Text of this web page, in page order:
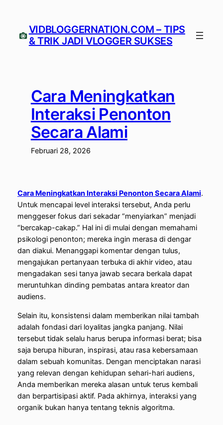
kontenVIDBLOGGERNATION.COM – TIPS
& TRIK JADI VLOGGER SUKSES
Cara Meningkatkan
Interaksi Penonton
Secara Alami
Februari 28, 2026
Cara Meningkatkan Interaksi Penonton Secara Alami.
Untuk mencapai level interaksi tersebut, Anda perlu
menggeser fokus dari sekadar “menyiarkan” menjadi
“bercakap-cakap.” Hal ini di mulai dengan memahami
psikologi penonton; mereka ingin merasa di dengar
dan diakui. Menanggapi komentar dengan tulus,
mengajukan pertanyaan terbuka di akhir video, atau
mengadakan sesi tanya jawab secara berkala dapat
meruntuhkan dinding pembatas antara kreator dan
audiens.
Selain itu, konsistensi dalam memberikan nilai tambah
adalah fondasi dari loyalitas jangka panjang. Nilai
tersebut tidak selalu harus berupa informasi berat; bisa
saja berupa hiburan, inspirasi, atau rasa kebersamaan
dalam sebuah komunitas. Dengan menciptakan narasi
yang relevan dengan kehidupan sehari-hari audiens,
Anda memberikan mereka alasan untuk terus kembali
dan berpartisipasi aktif. Pada akhirnya, interaksi yang
organik bukan hanya tentang teknis algoritma.